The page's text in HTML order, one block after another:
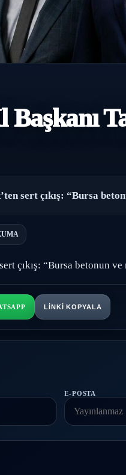
sert çıkış: “Bursa
çıkış: “Bursa betonun ve
LINKI KOPYALA
E-POSTA